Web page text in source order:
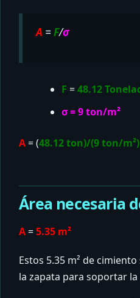
A =F/σ
F =48.12
σ = 9 ton/m²
A= (48.12 ton)/(9 ton/m²)
Área necesaria
A=5.35 m²
Estos 5.35 m² de
la zapata para soportar